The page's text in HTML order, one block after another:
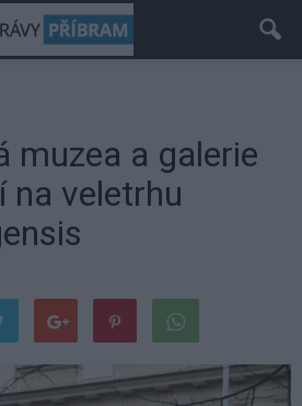
muzea a galerie
na veletrhu